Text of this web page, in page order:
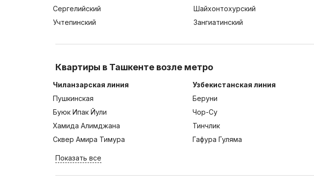
Сергелийский
Шайхонтохурский
Учтепинский
Зангиатинский
Квартиры в Ташкенте возле метро
Чиланзарская линия
Пушкинская
Буюк Ипак Йули
Хамида Алимджана
Сквер Амира Тимура
Узбекистанская линия
Беруни
Чор-Су
Тинчлик
Гафура Гуляма
Показать все